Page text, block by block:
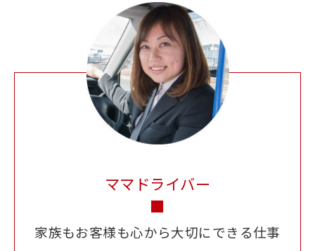
ママドライバー
■
家族もお客様も心から大切にできる仕事